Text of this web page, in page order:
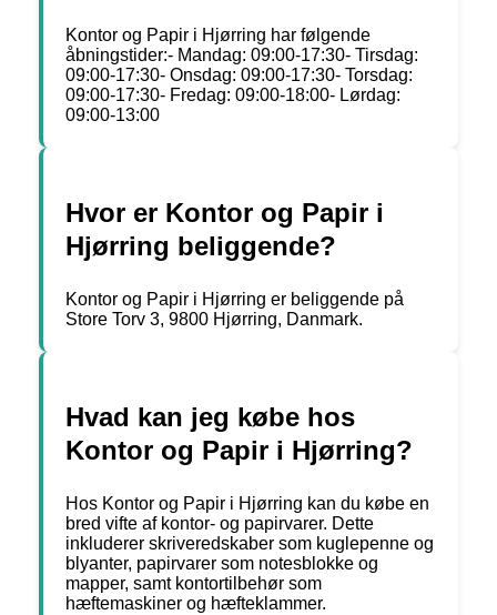
Kontor og Papir i Hjørring har følgende
åbningstider:- Mandag: 09:00-17:30- Tirsdag:
09:00-17:30- Onsdag: 09:00-17:30- Torsdag:
09:00-17:30- Fredag: 09:00-18:00- Lørdag:
09:00-13:00
Hvor er Kontor og Papir i
Hjørring beliggende?
Kontor og Papir i Hjørring er beliggende på
Store Torv 3, 9800 Hjørring, Danmark.
Hvad kan jeg købe hos
Kontor og Papir i Hjørring?
Hos Kontor og Papir i Hjørring kan du købe en
bred vifte af kontor- og papirvarer. Dette
inkluderer skriveredskaber som kuglepenne og
blyanter, papirvarer som notesblokke og
mapper, samt kontortilbehør som
hæftemaskiner og hæfteklammer.